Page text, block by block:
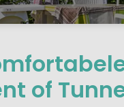
of